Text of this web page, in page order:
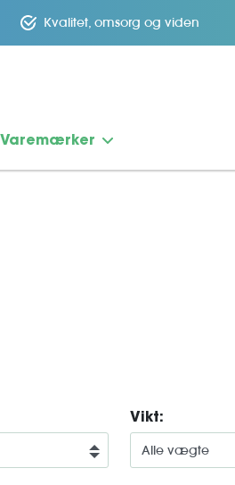
Kvalitet, omsorg og viden
Varemærker
Vikt: